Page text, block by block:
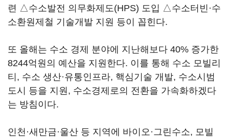
련 △수소발전 의무화제도(HPS) 도입 △수소터빈·수
소환원제철 기술개발 지원 등이 꼽힌다.
또 올해는 수소 경제 분야에 지난해보다 40% 증가한
8244억원의 예산을 지원한다. 이를 통해 수소 모빌리
티, 수소 생산·유통인프라, 핵심기술 개발, 수소시범
도시 등을 지원, 수소경제로의 전환을 가속화하겠다
는 방침이다.
인천·새만금·울산 등 지역에 바이오·그린수소, 모빌